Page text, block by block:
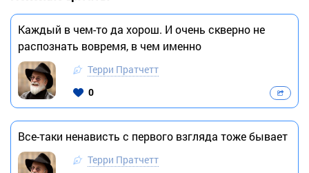
Каждый в чем-то да хорош. И очень скверно не
распознать вовремя, в чем именно
Терри Пратчетт
0
Все-таки ненависть с первого взгляда тоже бывает
Терри Пратчетт